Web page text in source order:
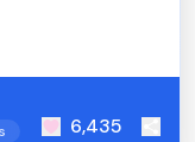
6,435